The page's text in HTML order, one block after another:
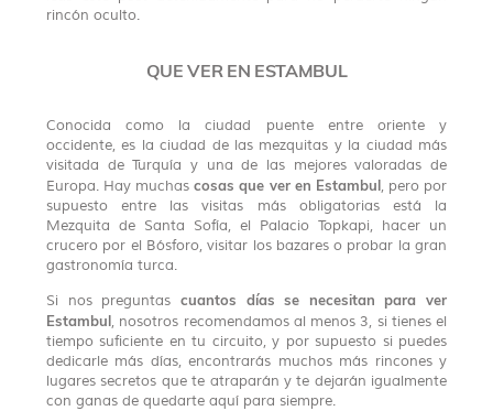
rincón oculto.
QUE VER EN ESTAMBUL
Conocida como la ciudad puente entre oriente y
occidente, es la ciudad de las mezquitas y la ciudad más
visitada de Turquía y una de las mejores valoradas de
Europa. Hay muchascosas que ver en Estambul, pero por
supuesto entre las visitas más obligatorias está la
Mezquita de Santa Sofía, el Palacio Topkapi, hacer un
crucero por el Bósforo, visitar los bazares o probar la gran
gastronomía turca.
Si nos preguntas cuantos días se necesitan para ver
Estambul, nosotros recomendamos al menos 3, si tienes el
tiempo suficiente en tu circuito, y por supuesto si puedes
dedicarle más días, encontrarás muchos más rincones y
lugares secretos que te atraparán y te dejarán igualmente
con ganas de quedarte aquí para siempre.